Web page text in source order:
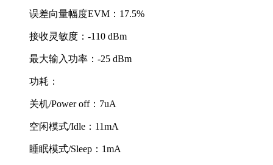
误差向量幅度EVM：17.5%
接收灵敏度：-110 dBm
最大输入功率：-25 dBm
功耗：
关机/Power off：7uA
空闲模式/Idle：11mA
睡眠模式/Sleep：1mA